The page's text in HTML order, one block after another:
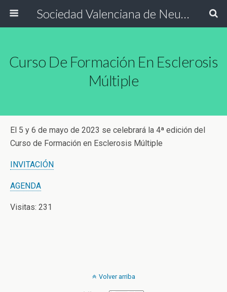
Sociedad Valenciana de Neurología
Curso De Formación En Esclerosis
Múltiple
El 5 y 6 de mayo de 2023 se celebrará la 4ª edición del
Curso de Formación en Esclerosis Múltiple
INVITACIÓN
AGENDA
Visitas: 231
Volver arriba